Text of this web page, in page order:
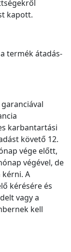
kapott.
termék átadás-
karbantartási
követő 12.
vége előtt,
végével, de
kérni. A
kérésére és
vagy a
kell